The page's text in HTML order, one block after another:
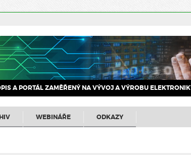
A PORTÁL ZAMĚŘENÝ NA VÝVOJ A VÝROBU
WEBINÁŘE ODKAZY